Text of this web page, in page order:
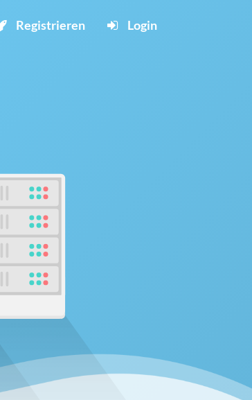
Registrieren Login